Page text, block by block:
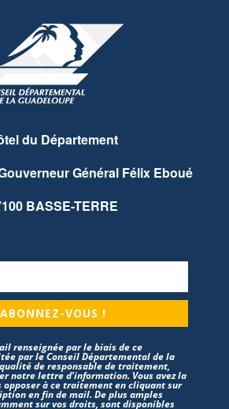
du Département
Général Félix Eboué
BASSE-TERRE
ABONNEZ-VOUS !
renseignée par le biais de ce
par le Conseil Départemental de la
de responsable de traitement,
notre lettre d’information. Vous avez la
opposer à ce traitement en cliquant sur
en fin de mail. De plus amples
sur vos droits, sont disponibles